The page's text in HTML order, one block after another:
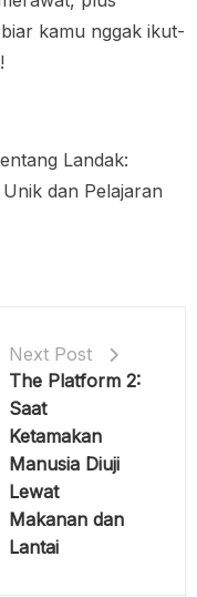
kamu nggak ikut-
Landak:
dan Pelajaran
Next Post
The Platform 2:
Saat
Ketamakan
Manusia Diuji
Lewat
Makanan dan
Lantai